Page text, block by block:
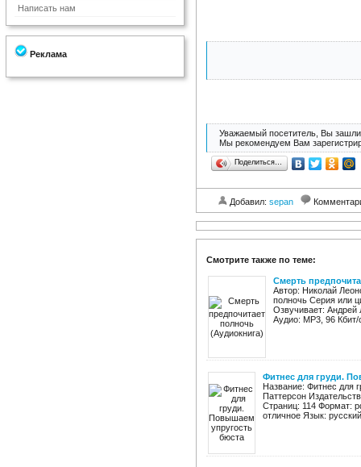
Написать нам
Реклама
Уважаемый посетитель, Вы зашли
Мы рекомендуем Вам
Поделиться…
Добавил: sepan
Смотрите также по теме:
Смерть
Автор: Николай
полночь Серия или
Озвучивает: Андрей
Аудио: MP3, 96
Фитнес для груди.
Название: Фитнес для
Паттерсон
Страниц: 114 Формат:
отличное Язык: